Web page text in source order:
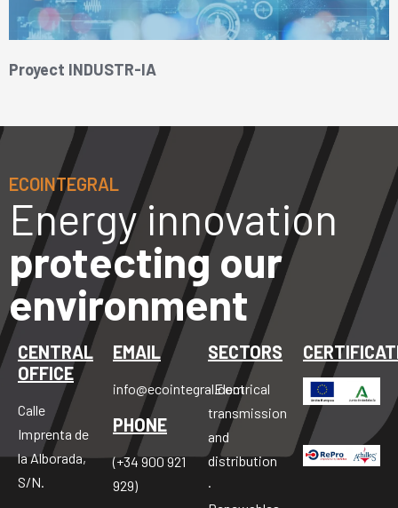
Proyect INDUSTR-IA
ECOINTEGRAL
Energy innovation
protecting our
environment
CENTRAL
OFFICE
Calle
Imprenta de
la Alborada,
S/N.
EMAIL
info@ecointegral.com
PHONE
(+34 900 921
929)
SECTORS
· Electrical
transmission
and
distribution
·